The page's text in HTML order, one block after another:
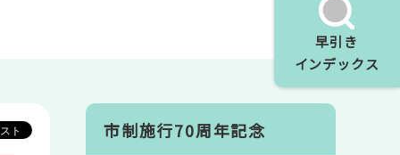
早引き
インデックス
市制施行70周年記念